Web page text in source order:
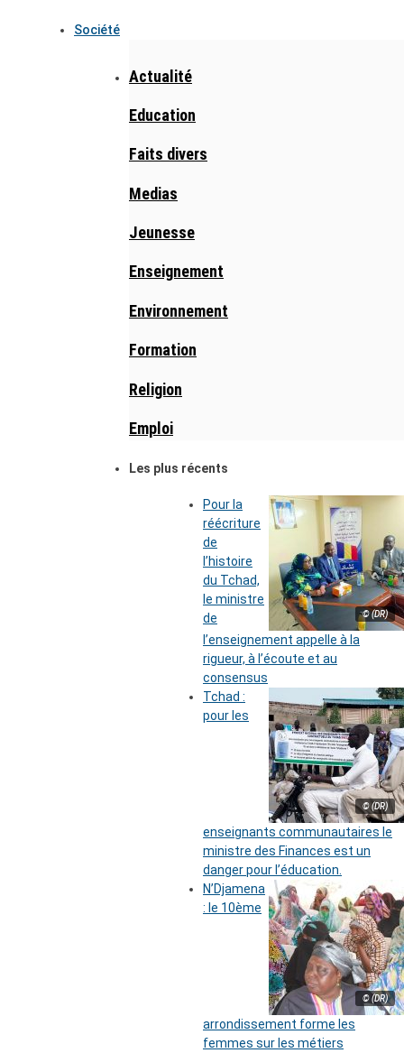
Société
Actualité
Education
Faits divers
Medias
Jeunesse
Enseignement
Environnement
Formation
Religion
Emploi
Les plus récents
© (DR)
Pour la
réécriture
de
l’histoire
du Tchad,
le ministre
de
l’enseignement appelle à la
rigueur, à l’écoute et au
consensus
© (DR)
Tchad :
pour les
enseignants communautaires le
ministre des Finances est un
danger pour l’éducation.
© (DR)
N’Djamena
: le 10ème
arrondissement forme les
femmes sur les métiers